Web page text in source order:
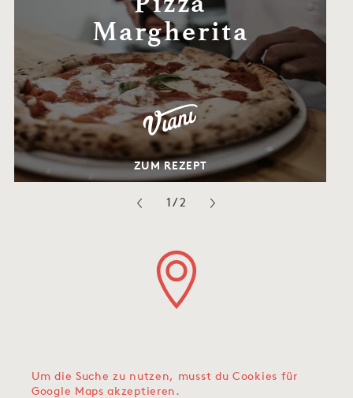
Margherita
ZUM REZEPT
1/2
Um die Suche zu nutzen, musst du Cookies für
Google Maps akzeptieren.